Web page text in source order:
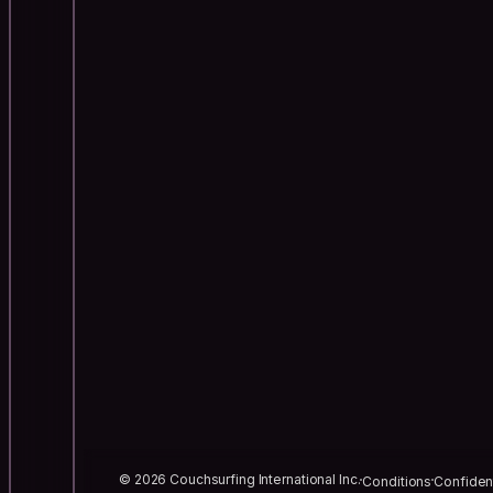
© 2026 Couchsurfing International Inc.Conditions